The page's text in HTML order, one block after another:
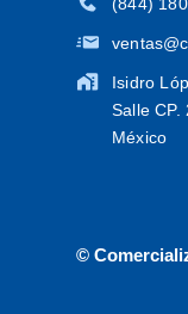
Isidro
Salle CP.
México
©